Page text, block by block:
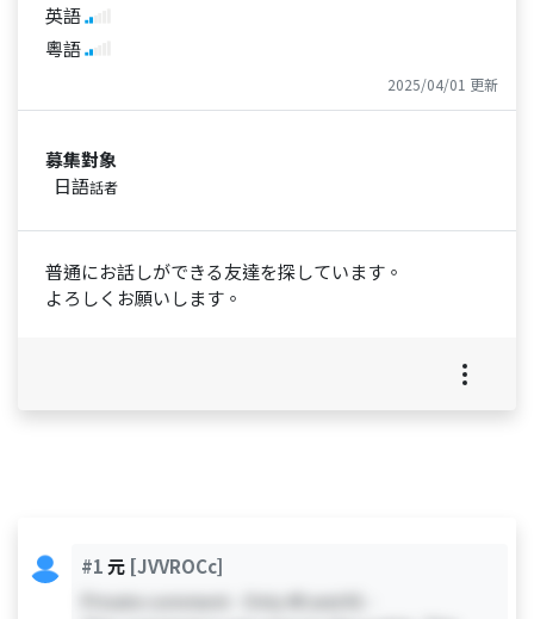
英語
粵語
2025/04/01 更新
募集對象
日語話者
普通にお話しができる友達を探しています。
よろしくお願いします。
#1元 [JVVROCc]
Private comment - Only #0 and #1 -